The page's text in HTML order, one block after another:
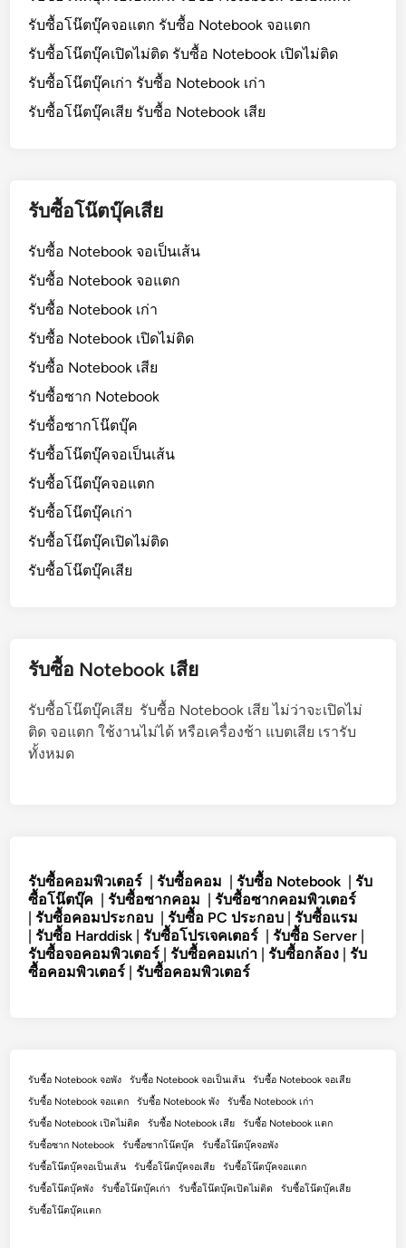
รับซื้อโน๊ตบุ๊คจอแตก รับซื้อ Notebook จอแตก
รับซื้อโน๊ตบุ๊คเปิดไม่ติด รับซื้อ Notebook เปิดไม่ติด
รับซื้อโน๊ตบุ๊คเก่า รับซื้อ Notebook เก่า
รับซื้อโน๊ตบุ๊คเสีย รับซื้อ Notebook เสีย
รับซื้อโน๊ตบุ๊คเสีย
รับซื้อ Notebook จอเป็นเส้น
รับซื้อ Notebook จอแตก
รับซื้อ Notebook เก่า
รับซื้อ Notebook เปิดไม่ติด
รับซื้อ Notebook เสีย
รับซื้อซาก Notebook
รับซื้อซากโน๊ตบุ๊ค
รับซื้อโน๊ตบุ๊คจอเป็นเส้น
รับซื้อโน๊ตบุ๊คจอแตก
รับซื้อโน๊ตบุ๊คเก่า
รับซื้อโน๊ตบุ๊คเปิดไม่ติด
รับซื้อโน๊ตบุ๊คเสีย
รับซื้อ Notebook เสีย
รับซื้อโน๊ตบุ๊คเสีย รับซื้อ Notebook เสีย ไม่ว่าจะเปิดไม่
ติด จอแตก ใช้งานไม่ได้ หรือเครื่องช้า แบตเสีย เรารับ
ทั้งหมด
รับซื้อคอมพิวเตอร์ |รับซื้อคอม |รับซื้อ Notebook |รับ
ซื้อโน๊ตบุ๊ค |รับซื้อซากคอม |รับซื้อซากคอมพิวเตอร์
|รับซื้อคอมประกอบ |รับซื้อ PC ประกอบ |รับซื้อแรม
|รับซื้อ Harddisk |รับซื้อโปรเจคเตอร์ |รับซื้อ Server |
รับซื้อจอคอมพิวเตอร์ |รับซื้อคอมเก่า |รับซื้อกล้อง |รับ
ซื้อคอมพิวเตอร์ |รับซื้อคอมพิวเตอร์
รับซื้อ Notebook จอพัง รับซื้อ Notebook จอเป็นเส้น
รับซื้อ Notebook จอเสีย
รับซื้อ Notebook จอแตก
รับซื้อ Notebook พัง
รับซื้อ Notebook เก่า
รับซื้อ Notebook เปิดไม่ติด
รับซื้อ Notebook เสีย
รับซื้อ Notebook แตก
รับซื้อซาก Notebook
รับซื้อซากโน๊ตบุ๊ค
รับซื้อโน๊ตบุ๊คจอพัง
รับซื้อโน๊ตบุ๊คจอเป็นเส้น
รับซื้อโน๊ตบุ๊คจอเสีย
รับซื้อโน๊ตบุ๊คจอแตก
รับซื้อโน๊ตบุ๊คพัง
รับซื้อโน๊ตบุ๊คเก่า รับซื้อโน๊ตบุ๊คเปิดไม่ติด
รับซื้อโน๊ตบุ๊คเสีย
รับซื้อโน๊ตบุ๊คแตก